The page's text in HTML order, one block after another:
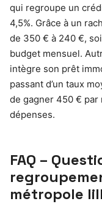
qui regroupe un
4,5%. Grâce à un
de 350 € à 240 €,
budget mensuel.
intègre son prêt
passant d’un taux
de gagner 450 € par
dépenses.
FAQ –
métropole